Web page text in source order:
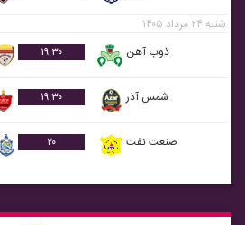
شنبه ۲۴ مرداد ۱۴۰۵
ذوب آهن
۱۹:۳۰
شمس آذر ۱۹:۳۰
صنعت نفت ۲۰